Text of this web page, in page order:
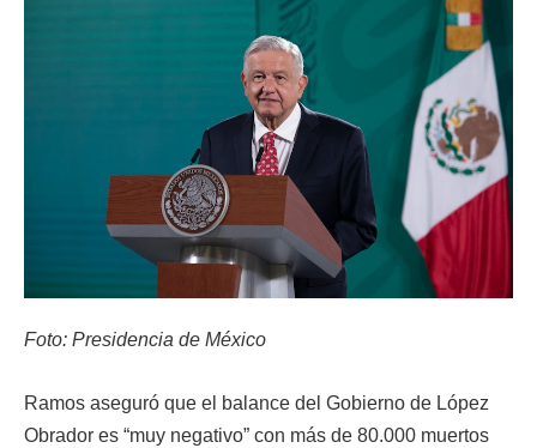
Foto: Presidencia de México
Ramos aseguró que el balance del Gobierno de López
Obrador es “muy negativo” con más de 80.000 muertos